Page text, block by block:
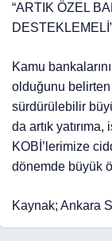
“ARTIK ÖZEL
Kamu
olduğunu belirten
sürdürülebilir
da artık
KOBİ’lerimize
dönemde büyük
Kaynak; Ankara